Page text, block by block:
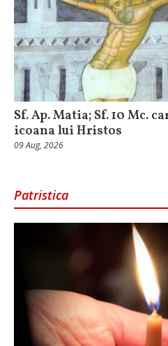
Sf. Ap. Matia; Sf. 10 Mc.
icoana lui Hristos
09 Aug, 2026
Patristica